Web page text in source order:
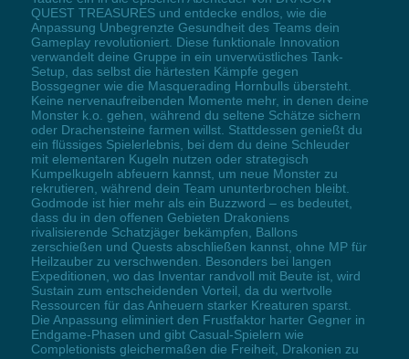
QUEST TREASURES und entdecke endlos, wie die
Anpassung Unbegrenzte Gesundheit des Teams dein
Gameplay revolutioniert. Diese funktionale Innovation
verwandelt deine Gruppe in ein unverwüstliches Tank-
Setup, das selbst die härtesten Kämpfe gegen
Bossgegner wie die Masquerading Hornbulls übersteht.
Keine nervenaufreibenden Momente mehr, in denen deine
Monster k.o. gehen, während du seltene Schätze sichern
oder Drachensteine farmen willst. Stattdessen genießt du
ein flüssiges Spielerlebnis, bei dem du deine Schleuder
mit elementaren Kugeln nutzen oder strategisch
Kumpelkugeln abfeuern kannst, um neue Monster zu
rekrutieren, während dein Team ununterbrochen bleibt.
Godmode ist hier mehr als ein Buzzword – es bedeutet,
dass du in den offenen Gebieten Drakoniens
rivalisierende Schatzjäger bekämpfen, Ballons
zerschießen und Quests abschließen kannst, ohne MP für
Heilzauber zu verschwenden. Besonders bei langen
Expeditionen, wo das Inventar randvoll mit Beute ist, wird
Sustain zum entscheidenden Vorteil, da du wertvolle
Ressourcen für das Anheuern starker Kreaturen sparst.
Die Anpassung eliminiert den Frustfaktor harter Gegner in
Endgame-Phasen und gibt Casual-Spielern wie
Completionists gleichermaßen die Freiheit, Drakonien zu